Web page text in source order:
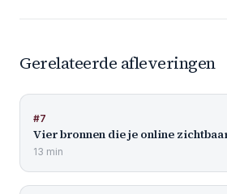
Gerelateerde afleveringen
#7
Vier bronnen die je online
13 min